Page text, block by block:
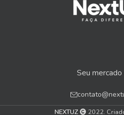
Seu mercado
NEXTUZ 2022.